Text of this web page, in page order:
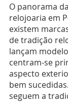
O panorama
relojoaria em
existem
de tradição
lançam
centram-se
aspecto
bem
seguem a